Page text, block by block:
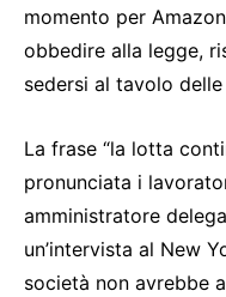
momento per
obbedire alla legge,
sedersi al tavolo
La frase “la lotta
pronunciata i
amministratore
un’intervista al New
società non avrebbe